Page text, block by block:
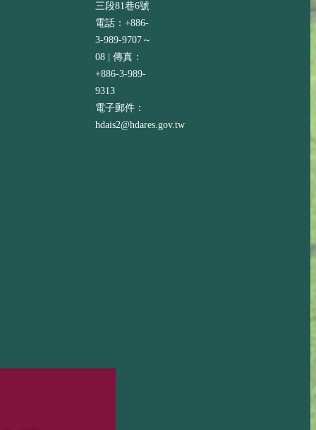
三段81巷6號
電話：+886-
3-989-9707～
08 | 傳真：
+886-3-989-
9313
電子郵件：
hdais2@hdares.gov.tw